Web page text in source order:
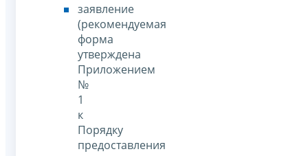
заявление
(рекомендуемая
форма
утверждена
Приложением
№
1
к
Порядку
предоставления